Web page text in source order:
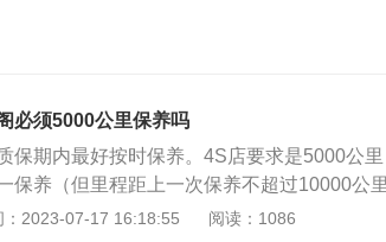
必须5000公里保养吗
保期内最好按时保养。4S店要求是5000公
保养（但里程距上一次保养不超过10000公
分进行检查、清洁、补给、润滑、调整或更
：2023-07-17 16:18:55 阅读：1086